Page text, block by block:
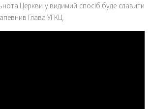
Церкви у видимий спосіб буде славити
Глава УГКЦ.